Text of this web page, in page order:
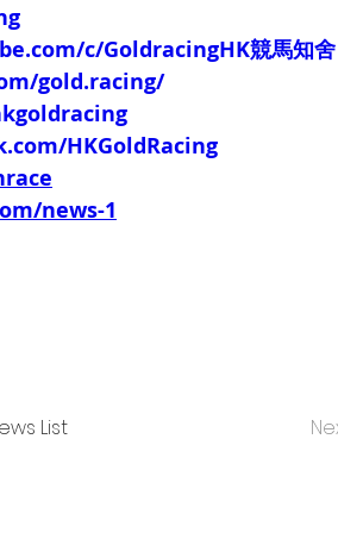
c/GoldracingHK競馬知舍
gold.racing/
HKGoldRacing
news-1
List